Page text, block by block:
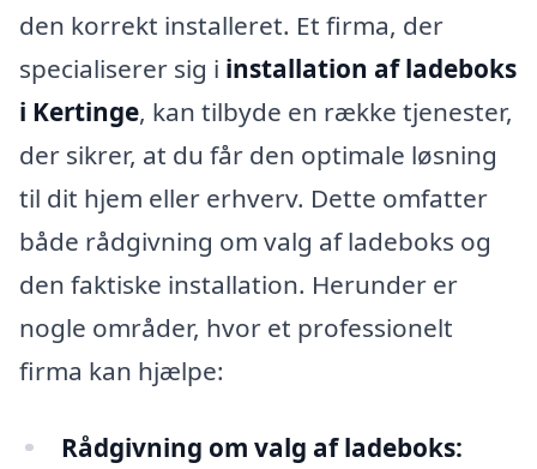
den korrekt installeret. Et firma, der
specialiserer sig i installation af ladeboks
i Kertinge, kan tilbyde en række tjenester,
der sikrer, at du får den optimale løsning
til dit hjem eller erhverv. Dette omfatter
både rådgivning om valg af ladeboks og
den faktiske installation. Herunder er
nogle områder, hvor et professionelt
firma kan hjælpe:
Rådgivning om valg af ladeboks: